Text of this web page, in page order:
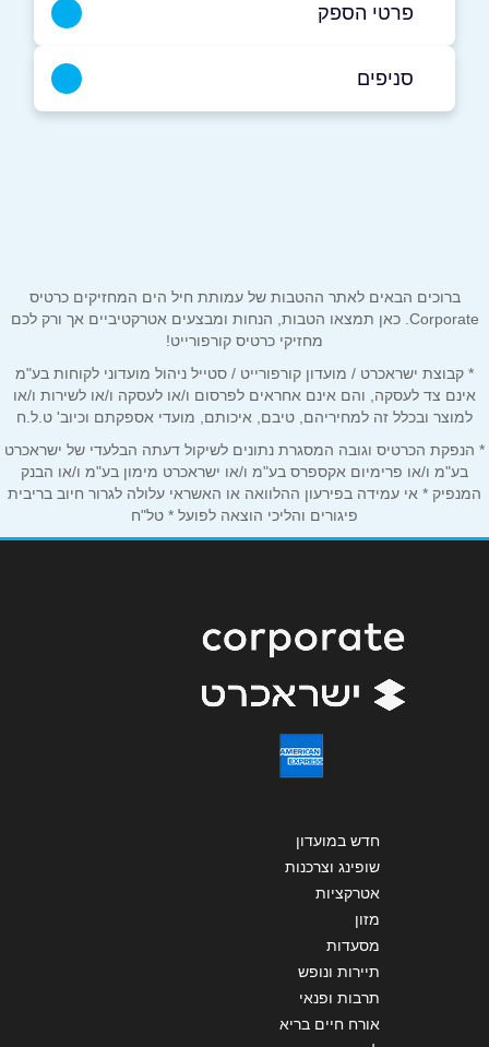
פרטי הספק
באתר באינסטגרם
טלפון*
אנא חזרו אלי בקשר ל...
שליחה
סניפים
ברוכים הבאים לאתר ההטבות של עמותת חיל הים המחזיקים כרטיס
Corporate. כאן תמצאו הטבות, הנחות ומבצעים אטרקטיביים אך ורק לכם
מחזיקי כרטיס קורפורייט!
* קבוצת ישראכרט / מועדון קורפורייט / סטייל ניהול מועדוני לקוחות בע"מ
אינם צד לעסקה, והם אינם אחראים לפרסום ו/או לעסקה ו/או לשירות ו/או
למוצר ובכלל זה למחיריהם, טיבם, איכותם, מועדי אספקתם וכיוב' ט.ל.ח
* הנפקת הכרטיס וגובה המסגרת נתונים לשיקול דעתה הבלעדי של ישראכרט
בע"מ ו/או פרימיום אקספרס בע"מ ו/או ישראכרט מימון בע"מ ו/או הבנק
המנפיק * אי עמידה בפירעון ההלוואה או האשראי עלולה לגרור חיוב בריבית
פיגורים והליכי הוצאה לפועל * טל"ח
חדש במועדון
שופינג וצרכנות
אטרקציות
מזון
מסעדות
תיירות ונופש
תרבות ופנאי
אורח חיים בריא